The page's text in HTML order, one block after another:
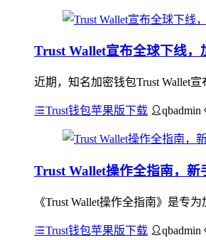
Trust Wallet宣布全球下线
近期，知名加密钱包Trust Wallet
Trust钱包苹果版下载 qbadmin
Trust Wallet操作全指南，
《Trust Wallet操作全指南》是专
Trust钱包苹果版下载 qbadmin